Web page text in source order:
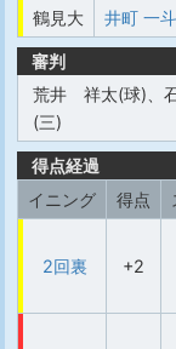
鶴見大
井町 一斗
審判
荒井 祥太(球)、
(三)
得点経過
イニング
得点
2回裏 +2